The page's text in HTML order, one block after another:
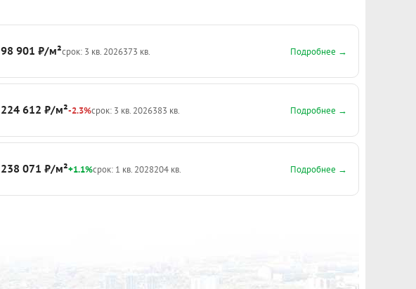
98 901 ₽/м²срок: 3 кв. 2026373 кв. Подробнее →
224 612 ₽/м²-2.3%срок: 3 кв. 2026383 кв. Подробнее →
238 071 ₽/м²+1.1%срок: 1 кв. 2028204 кв. Подробнее →